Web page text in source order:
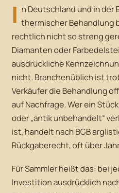
I n Deutschland und in der
thermischer Behandlung
rechtlich nicht so streng
Diamanten oder
ausdrückliche
nicht. Branchenüblich ist
Verkäufer die Behandlung
auf Nachfrage. Wer ein
oder „antik unbehandelt“
ist, handelt nach BGB
Rückgaberecht, oft über
Für Sammler heißt das: bei
Investition ausdrücklich